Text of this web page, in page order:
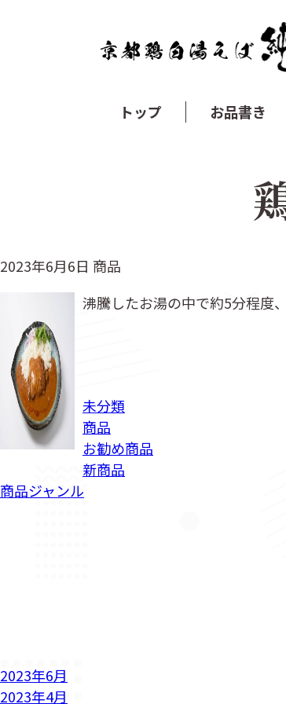
トップ お品書き
2023年6月6日 商品
沸騰したお湯の中で約5分程度
未分類
商品
お勧め商品
新商品
商品ジャンル
2023年6月
2023年4月